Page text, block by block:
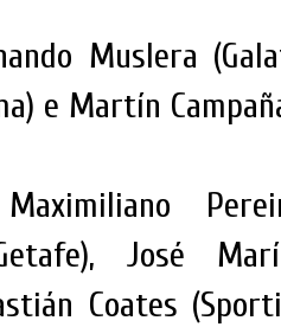
Muslera
e Martín
Maximiliano
José
Coates